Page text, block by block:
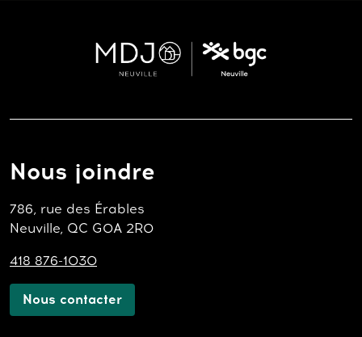
Nous joindre
786, rue des Érables
Neuville, QC G0A 2R0
418 876-1030
Nous contacter